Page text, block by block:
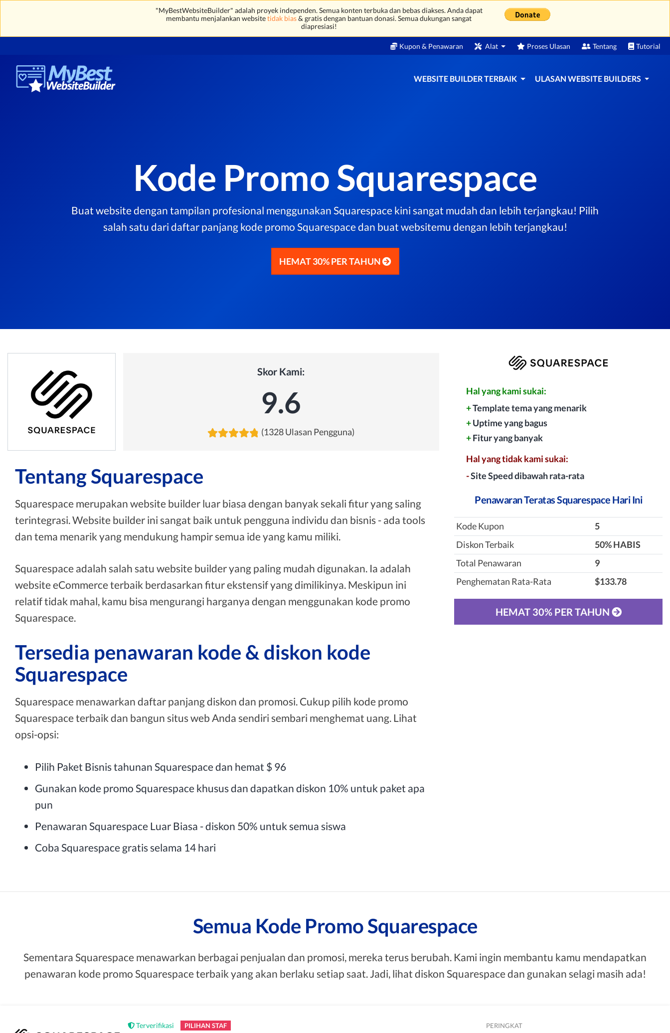
"MyBestWebsiteBuilder" adalah proyek independen. Semua konten terbuka dan bebas diakses. Anda dapat
membantu menjalankan websitetidak bias& gratis dengan bantuan donasi. Semua dukungan sangat
diapresiasi!
Kupon & Penawaran Alat Proses Ulasan Tentang Tutorial
WEBSITE BUILDER TERBAIK ULASAN WEBSITE BUILDERS
Kode Promo Squarespace
Buat website dengan tampilan profesional menggunakan Squarespace kini sangat mudah dan lebih terjangkau! Pilih
salah satu dari daftar panjang kode promo Squarespace dan buat websitemu dengan lebih terjangkau!
HEMAT 30% PER TAHUN
Skor Kami:
9.6
(1328 Ulasan Pengguna)
Tentang Squarespace
Squarespace merupakan website builder luar biasa dengan banyak sekali fitur yang saling
terintegrasi. Website builder ini sangat baik untuk pengguna individu dan bisnis - ada tools
dan tema menarik yang mendukung hampir semua ide yang kamu miliki.
Squarespace adalah salah satu website builder yang paling mudah digunakan. Ia adalah
website eCommerce terbaik berdasarkan fitur ekstensif yang dimilikinya. Meskipun ini
relatif tidak mahal, kamu bisa mengurangi harganya dengan menggunakan kode promo
Squarespace.
Tersedia penawaran kode & diskon kode
Squarespace
Squarespace menawarkan daftar panjang diskon dan promosi. Cukup pilih kode promo
Squarespace terbaik dan bangun situs web Anda sendiri sembari menghemat uang. Lihat
opsi-opsi:
Pilih Paket Bisnis tahunan Squarespace dan hemat $ 96
Gunakan kode promo Squarespace khusus dan dapatkan diskon 10% untuk paket apa
pun
Penawaran Squarespace Luar Biasa - diskon 50% untuk semua siswa
Coba Squarespace gratis selama 14 hari
Hal yang kami sukai:
+Template tema yang menarik
+Uptime yang bagus
+Fitur yang banyak
Hal yang tidak kami sukai:
-Site Speed dibawah rata-rata
Penawaran Teratas Squarespace Hari Ini
Kode Kupon
5
Diskon Terbaik
‎50% HABIS
Total Penawaran
9
Penghematan Rata-Rata
$133.78
HEMAT 30% PER TAHUN
Semua Kode Promo Squarespace
Sementara Squarespace menawarkan berbagai penjualan dan promosi, mereka terus berubah. Kami ingin membantu kamu mendapatkan
penawaran kode promo Squarespace terbaik yang akan berlaku setiap saat. Jadi, lihat diskon Squarespace dan gunakan selagi masih ada!
Terverifikasi PILIHAN STAF PERINGKAT